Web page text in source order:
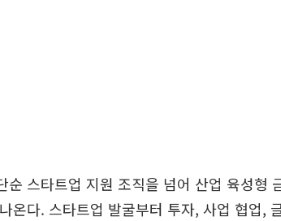
순 스타트업 지원 조직을 넘어 산업 육성형
온다. 스타트업 발굴부터 투자, 사업 협업,